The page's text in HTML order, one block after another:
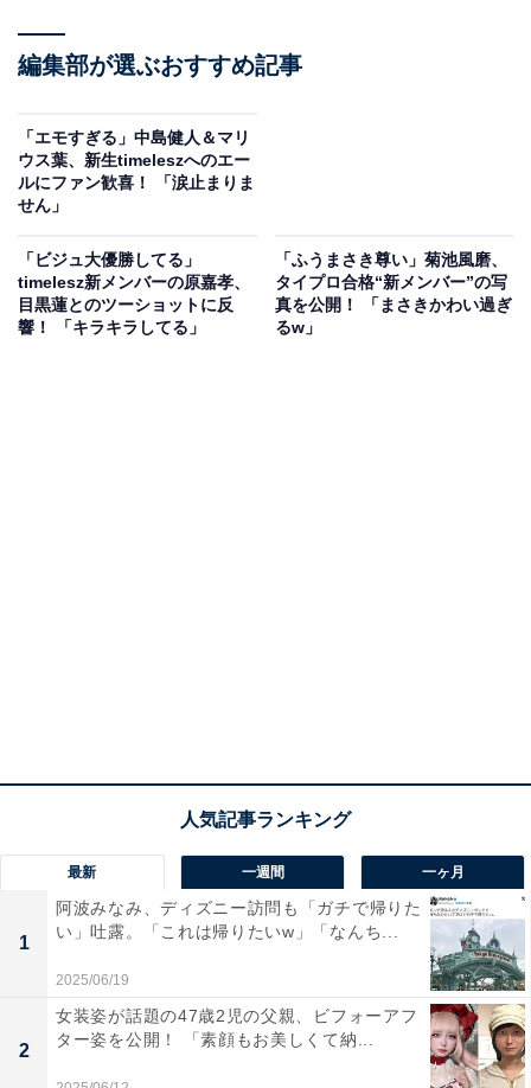
編集部が選ぶおすすめ記事
「エモすぎる」中島健人＆マリ
ウス葉、新生timeleszへのエー
ルにファン歓喜！ 「涙止まりま
せん」
「ビジュ大優勝してる」
timelesz新メンバーの原嘉孝、
目黒蓮とのツーショットに反
響！ 「キラキラしてる」
「ふうまさき尊い」菊池風磨、
タイプロ合格“新メンバー”の写
真を公開！ 「まさきかわい過ぎ
るw」
最新 一週間 一ヶ月
1
阿波みなみ、ディズニー訪問も「ガチで帰りた
い」吐露。「これは帰りたいw」「なんち...
2025/06/19
2
女装姿が話題の47歳2児の父親、ビフォーアフ
ター姿を公開！ 「素顔もお美しくて納...